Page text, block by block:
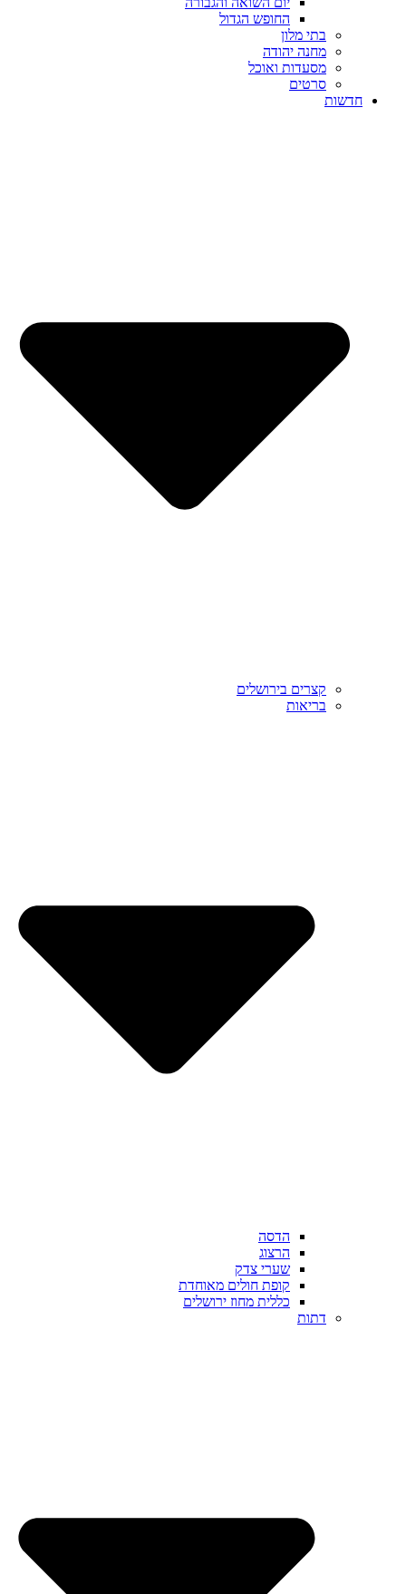
החופש הגדול
בתי מלון
מחנה יהודה
מסעדות ואוכל
סרטים
חדשות
קצרים בירושלים
בריאות
הדסה
הרצוג
שערי צדק
קופת חולים מאוחדת
כללית מחוז ירושלים
דתות